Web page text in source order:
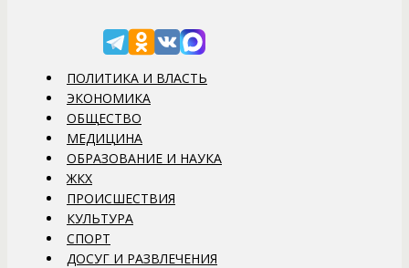
ПОЛИТИКА И ВЛАСТЬ
ЭКОНОМИКА
ОБЩЕСТВО
МЕДИЦИНА
ОБРАЗОВАНИЕ И НАУКА
ЖКХ
ПРОИСШЕСТВИЯ
КУЛЬТУРА
СПОРТ
ДОСУГ И РАЗВЛЕЧЕНИЯ